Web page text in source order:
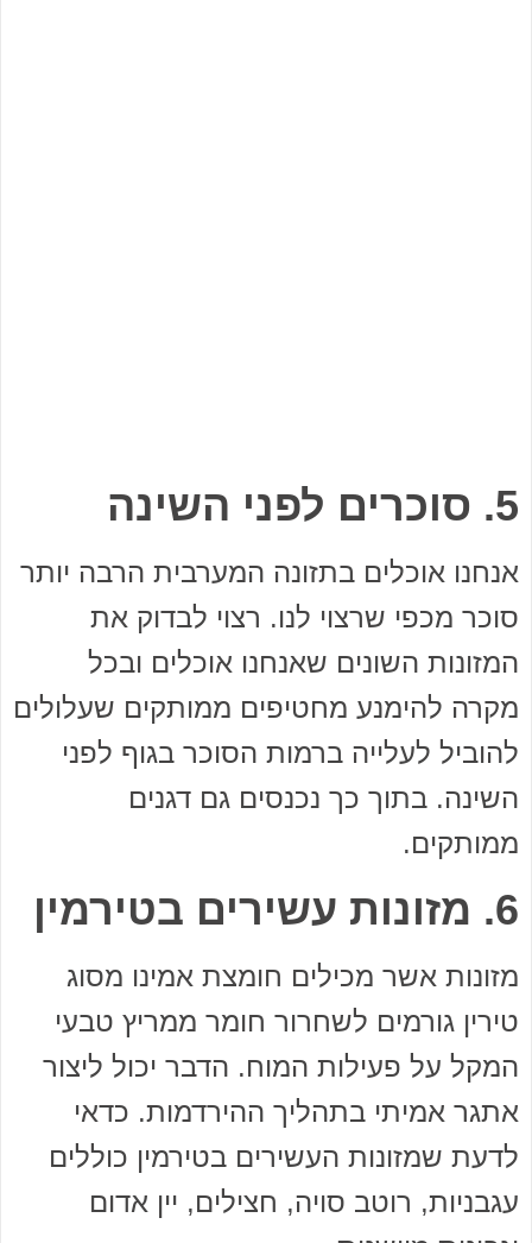
5. סוכרים לפני השינה
אנחנו אוכלים בתזונה המערבית הרבה יותר
סוכר מכפי שרצוי לנו. רצוי לבדוק את
המזונות השונים שאנחנו אוכלים ובכל
מקרה להימנע מחטיפים ממותקים שעלולים
להוביל לעלייה ברמות הסוכר בגוף לפני
השינה. בתוך כך נכנסים גם דגנים
ממותקים.
6. מזונות עשירים בטירמין
מזונות אשר מכילים חומצת אמינו מסוג
טירין גורמים לשחרור חומר ממריץ טבעי
המקל על פעילות המוח. הדבר יכול ליצור
אתגר אמיתי בתהליך ההירדמות. כדאי
לדעת שמזונות העשירים בטירמין כוללים
עגבניות, רוטב סויה, חצילים, יין אדום